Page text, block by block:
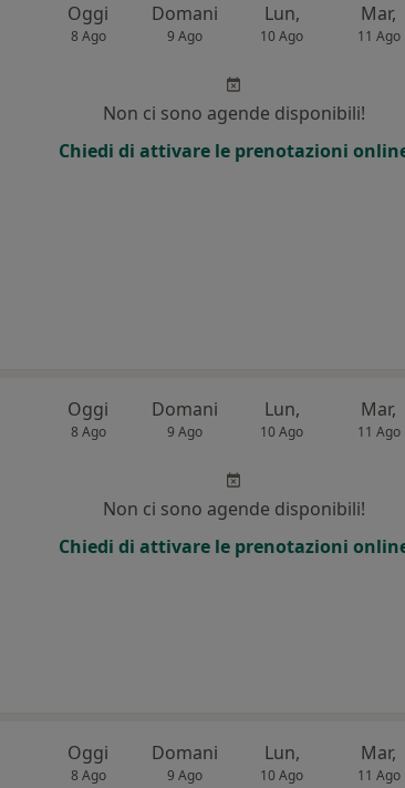
Oggi
8 Ago
Domani
9 Ago
Lun,
10 Ago
Mar,
11 Ago
Non ci sono agende disponibili!
Chiedi di attivare le prenotazioni
Oggi
8 Ago
Domani
9 Ago
Lun,
10 Ago
Mar,
11 Ago
Non ci sono agende disponibili!
Chiedi di attivare le prenotazioni
Oggi
8 Ago
Domani
9 Ago
Lun,
10 Ago
Mar,
11 Ago